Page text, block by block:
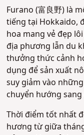
Furano (富良野) là
tiếng tại Hokkaido,
hoa mang vẻ đẹp
địa phương lẫn du
thưởng thức cảnh
dụng để sản xuất
suy giảm vào
chuyển hướng
Thời điểm tốt nhất
hương từ giữa